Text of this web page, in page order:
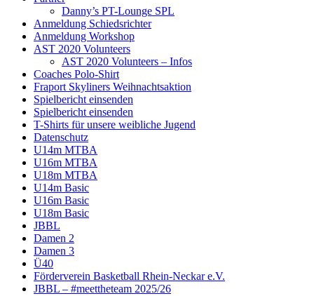
Danny’s PT-Lounge SPL
Anmeldung Schiedsrichter
Anmeldung Workshop
AST 2020 Volunteers
AST 2020 Volunteers – Infos
Coaches Polo-Shirt
Fraport Skyliners Weihnachtsaktion
Spielbericht einsenden
Spielbericht einsenden
T-Shirts für unsere weibliche Jugend
Datenschutz
U14m MTBA
U16m MTBA
U18m MTBA
U14m Basic
U16m Basic
U18m Basic
JBBL
Damen 2
Damen 3
Ü40
Förderverein Basketball Rhein-Neckar e.V.
JBBL – #meettheteam 2025/26